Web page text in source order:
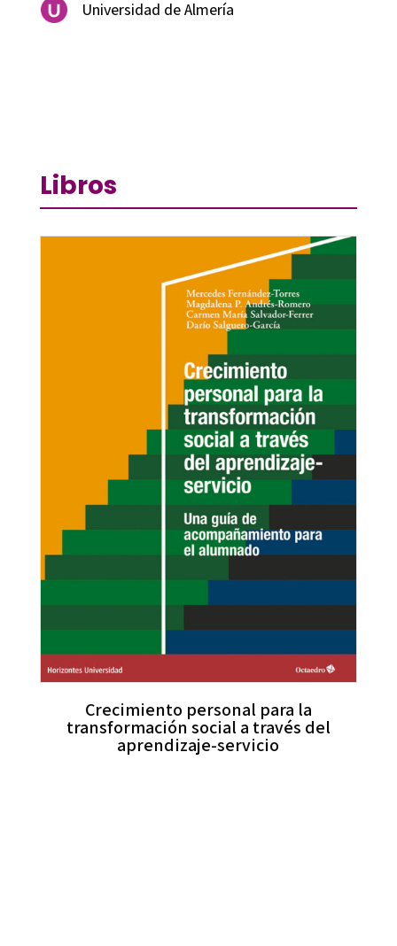
Universidad de Almería
Libros
Crecimiento personal para la
transformación social a través del
aprendizaje-servicio